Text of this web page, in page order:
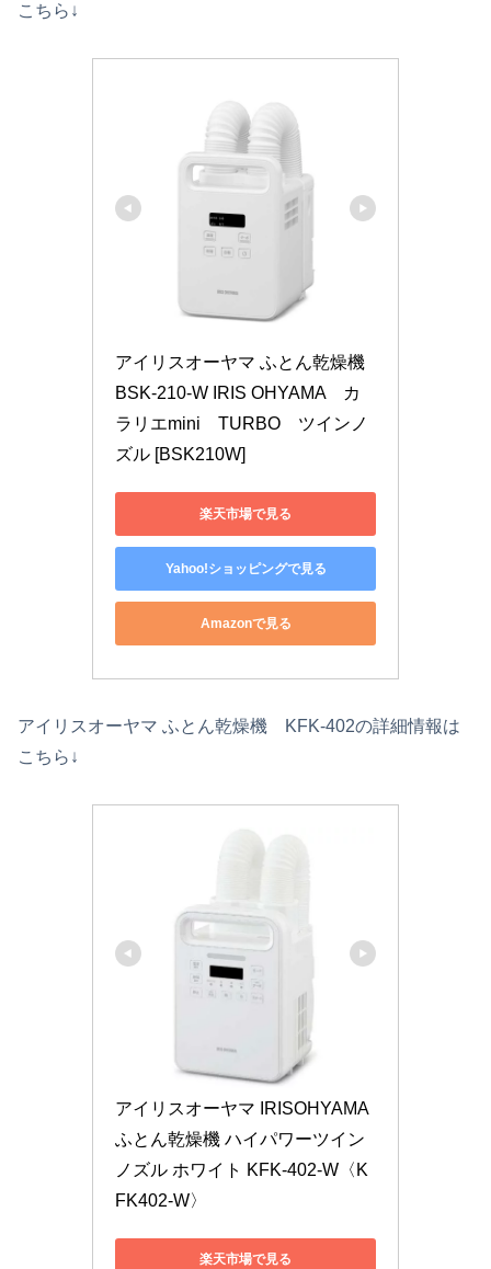
こちら↓
アイリスオーヤマ ふとん乾燥機
BSK-210-W IRIS OHYAMA　カ
ラリエmini　TURBO　ツインノ
ズル [BSK210W]
楽天市場で見る
Yahoo!ショッピングで見る
Amazonで見る
アイリスオーヤマ ふとん乾燥機 KFK-402の詳細情報は
こちら↓
アイリスオーヤマ IRISOHYAMA
ふとん乾燥機 ハイパワーツイン
ノズル ホワイト KFK-402-W〈K
FK402-W〉
楽天市場で見る